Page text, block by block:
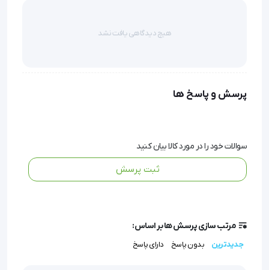
مراقبت شخصی و رسیدن به آرامش در خانه است.
سنگ ماساژ ام تی HML12 MT
درمانی استفاده می شوند
هیچ دیدگاهی یافت نشد
پرسش و پاسخ ها
سوالات خود را در مورد کالا بیان کنید
ثبت پرسش
مرتب سازی پرسش ها بر اساس:
جدیدترین بدون پاسخ دارای پاسخ